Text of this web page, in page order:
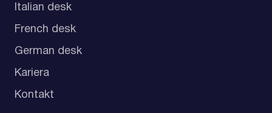
Italian desk
French desk
German desk
Kariera
Kontakt